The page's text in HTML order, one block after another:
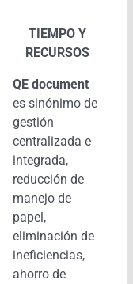
TIEMPO Y
RECURSOS
QE document
es sinónimo de
gestión
centralizada e
integrada,
reducción de
manejo de
papel,
eliminación de
ineficiencias,
ahorro de